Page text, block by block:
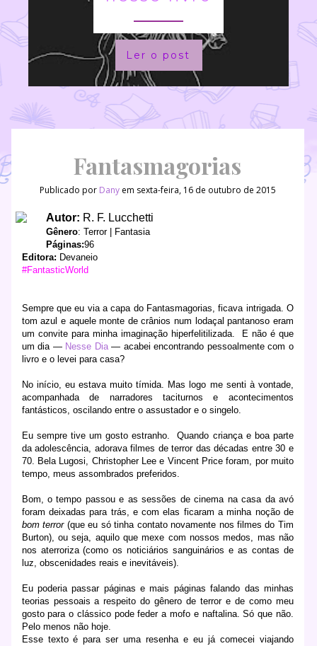
Ler o post
Fantasmagorias
Publicado por Dany em sexta-feira, 16 de outubro de 2015
Autor: R. F. Lucchetti
Gênero: Terror | Fantasia
Páginas:96
Editora: Devaneio
#FantasticWorld
Sempre que eu via a capa do Fantasmagorias, ficava intrigada. O
tom azul e aquele monte de crânios num lodaçal pantanoso eram
um convite para minha imaginação hiperfelitilizada.
E não é que
um dia —Nesse Dia— acabei encontrando pessoalmente com o
livro e o levei para casa?
No início, eu estava muito tímida. Mas logo me senti à vontade,
acompanhada de narradores taciturnos e acontecimentos
fantásticos, oscilando entre o assustador e o singelo.
Eu sempre tive um gosto estranho.
Quando criança e boa parte
da adolescência, adorava filmes de terror das décadas entre 30 e
70. Bela Lugosi, Christopher Lee e Vincent Price foram, por muito
tempo, meus assombrados preferidos.
Bom, o tempo passou e as sessões de cinema na casa da avó
foram deixadas para trás, e com elas ficaram a minha noção de
bom terror (que eu só tinha contato novamente nos filmes do Tim
Burton), ou seja, aquilo que mexe com nossos medos, mas não
nos aterroriza (como os noticiários sanguinários e as contas de
luz, obscenidades reais e inevitáveis).
Eu poderia passar páginas e mais páginas falando das minhas
teorias pessoais a respeito do gênero de terror e de como meu
gosto para o clássico pode feder a mofo e naftalina. Só que não.
Pelo menos não hoje.
Esse texto é para ser uma resenha e eu já comecei viajando